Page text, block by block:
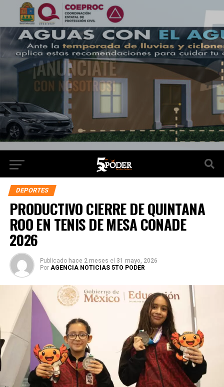
DEPORTES
PRODUCTIVO CIERRE DE QUINTANA
ROO EN TENIS DE MESA CONADE
2026
Publicado hace 2 meses el 31 mayo, 2026
Por AGENCIA NOTICIAS 5TO PODER